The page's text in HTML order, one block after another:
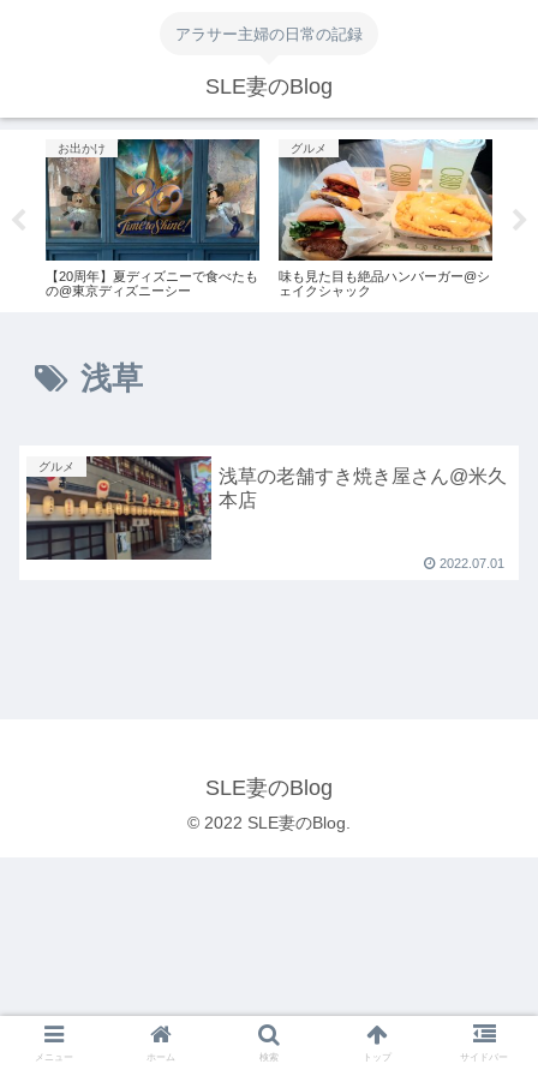
アラサー主婦の日常の記録
SLE妻のBlog
お出かけ
【20周年】夏ディズニーで食べたも
の@東京ディズニーシー
グルメ
味も見た目も絶品ハンバーガー@シ
ェイクシャック
浅草
グルメ
浅草の老舗すき焼き屋さん@米久
本店
2022.07.01
SLE妻のBlog
© 2022 SLE妻のBlog.
メニュー ホーム 検索 トップ サイドバー